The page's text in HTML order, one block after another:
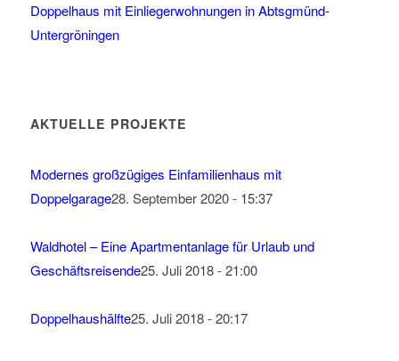
Doppelhaus mit Einliegerwohnungen in Abtsgmünd-
Untergröningen
AKTUELLE PROJEKTE
Modernes großzügiges Einfamilienhaus mit
Doppelgarage28. September 2020 - 15:37
Waldhotel – Eine Apartmentanlage für Urlaub und
Geschäftsreisende25. Juli 2018 - 21:00
Doppelhaushälfte25. Juli 2018 - 20:17